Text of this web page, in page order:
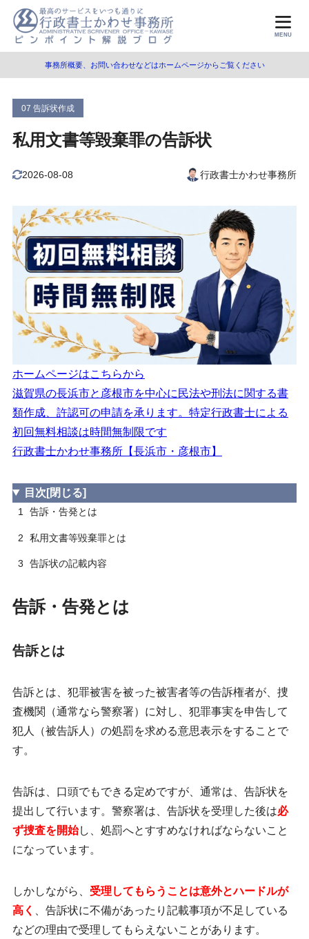
MENU
事務所概要、お問い合わせなどはホームページからご覧ください
07 告訴状作成
私用文書等毀棄罪の告訴状
2026-08-08 行政書士かわせ事務所
ホームページはこちらから
滋賀県の長浜市と彦根市を中心に民法や刑法に関する書
類作成、許認可の申請を承ります。特定行政書士による
初回無料相談は時間無制限です
行政書士かわせ事務所【長浜市・彦根市】
目次 [閉じる]
1 告訴・告発とは
2 私用文書等毀棄罪とは
3 告訴状の記載内容
告訴・告発とは
告訴とは
告訴とは、犯罪被害を被った被害者等の告訴権者が、捜
査機関（通常なら警察署）に対し、犯罪事実を申告して
犯人（被告訴人）の処罰を求める意思表示をすること で
す。
告訴は、口頭でもできる定めですが、通常は、告訴状を
提出して行います。警察署は、告訴状を受理した後は必
ず捜査を開始し、処罰へとすすめなければならないこと
になっています。
しかしながら、 受理してもらうことは意外とハードルが
高く 、告訴状に不備があったり記載事項が不足している
などの理由で受理してもらえないことがあります。
目次
1 告訴・告発とは
1.1 告訴とは
1.4 刑事告訴の方法・手順
刑罰の種類
2 私用文書等毀棄罪とは
3 告訴状の記載内容
3.1 告訴状の様式と記載内容
3.2 告訴事実の記載ポイント